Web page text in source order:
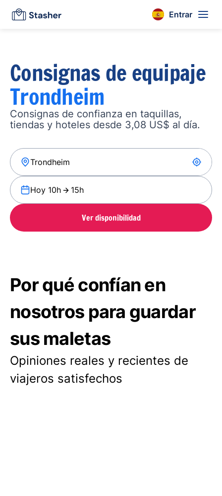
Entrar
Consignas de equipaje
Trondheim
Consignas de confianza en taquillas,
tiendas y hoteles desde 3,08 US$ al día.
Hoy 10h 15h
Ver disponibilidad
Por qué confían en
nosotros para guardar
sus maletas
Opiniones reales y recientes de
viajeros satisfechos